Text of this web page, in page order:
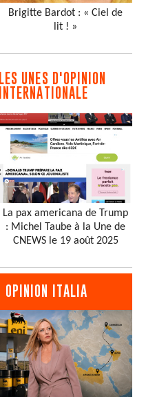
Brigitte Bardot : « Ciel de
lit ! »
LES UNES D'OPINION
INTERNATIONALE
La pax americana de Trump
: Michel Taube à la Une de
CNEWS le 19 août 2025
OPINION ITALIA